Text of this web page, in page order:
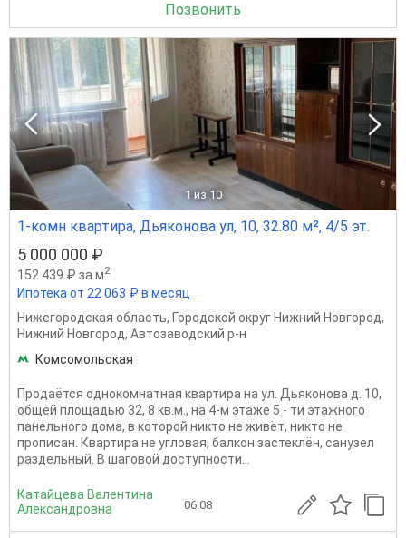
Позвонить
1 из 10
1-комн квартира, Дьяконова ул, 10, 32.80 м², 4/5 эт.
5 000 000 ₽
152 439 ₽ за м2
Ипотека от 22 063 ₽ в месяц
Нижегородская область, Городской округ Нижний Новгород,
Нижний Новгород, Автозаводский р-н
Комсомольская
Продаётся однокомнатная квартира на ул. Дьяконова д. 10,
общей площадью 32, 8 кв.м., на 4-м этаже 5 - ти этажного
панельного дома, в которой никто не живёт, никто не
прописан. Квартира не угловая, балкон застеклён, санузел
раздельный. В шаговой доступности...
Катайцева Валентина
Александровна
06.08